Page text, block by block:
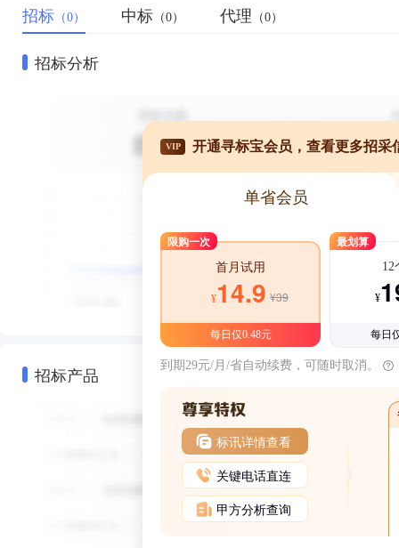
招标 （0） 中标 （0） 代理 （0）
招标分析
招标产品
VIP 开通寻标宝会员，查看更多招采
单省会员
限购一次
首月试用
¥14.9 ¥39
每日仅0.48元
最划算
12
¥
每日
到期29元/月/省自动续费，可随时取消。
标讯详情查看
关键电话直连
甲方分析查询